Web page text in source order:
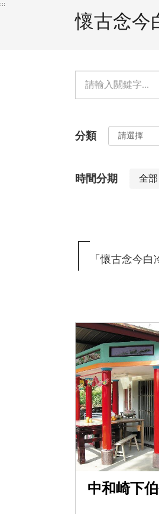
:::
懷古念今
元
索：
分類
時間分期 全部
「懷古念今
中和崎下